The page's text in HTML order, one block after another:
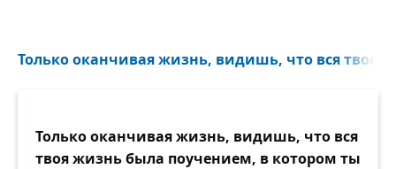
Только оканчивая жизнь, видишь, что вся твоя
Только оканчивая жизнь, видишь, что вся
твоя жизнь была поучением, в котором ты